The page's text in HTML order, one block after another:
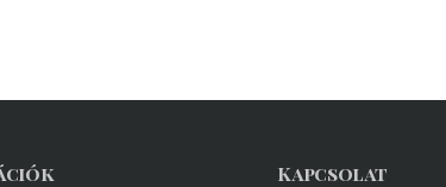
Kapcsolat